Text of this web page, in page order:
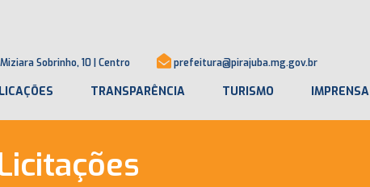
Sobrinho, 10 | Centro prefeitura@pirajuba.mg.gov.br
TRANSPARÊNCIA TURISMO IMPRENSA